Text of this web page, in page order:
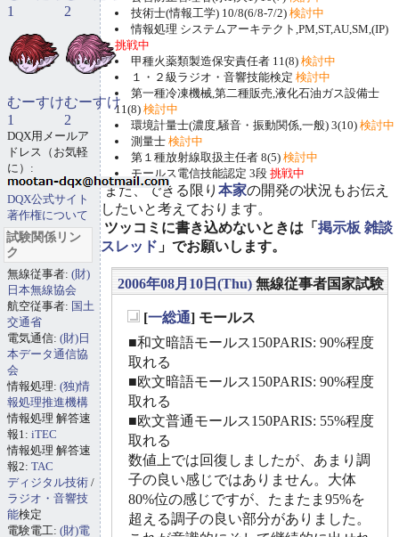
技術士(情報工学) 10/8(6/8-7/2) 検討中
情報処理 システムアーキテクト,PM,ST,AU,SM,(IP)
挑戦中
甲種火薬類製造保安責任者 11(8) 検討中
１・２級ラジオ・音響技能検定 検討中
第一種冷凍機械,第二種販売,液化石油ガス設備士
11(8) 検討中
環境計量士(濃度,騒音・振動関係,一般) 3(10) 検討中
測量士 検討中
第１種放射線取扱主任者 8(5) 検討中
モールス電信技能認定 3段 挑戦中
また、できる限り 本家の開発の状況もお伝え
したいと考えております。
ツッコミに書き込めないときは「 掲示板 雑談
スレッド 」でお願いします。
2006年08月10日(Thu) 無線従事者国家試験
[一総通] モールス
■和文暗語モールス150PARIS: 90%程度
取れる
■欧文暗語モールス150PARIS: 90%程度
取れる
■欧文普通モールス150PARIS: 55%程度
取れる
数値上では回復しましたが、あまり調
子の良い感じではありません。大体
80%位の感じですが、たまたま95%を
超える調子の良い部分がありました。
1
2
むーすけ
1
むーすけ
2
DQX用メールア
ドレス（お気軽
に）:
DQX公式サイト
著作権について
試験関係リン
ク
無線従事者: (財)
日本無線協会
航空従事者: 国土
交通省
電気通信: (財)日
本データ通信協
会
情報処理: (独)情
報処理推進機構
情報処理 解答速
報1: iTEC
情報処理 解答速
報2: TAC
ディジタル技術 /
ラジオ・音響技
能検定
電験電工: (財)電